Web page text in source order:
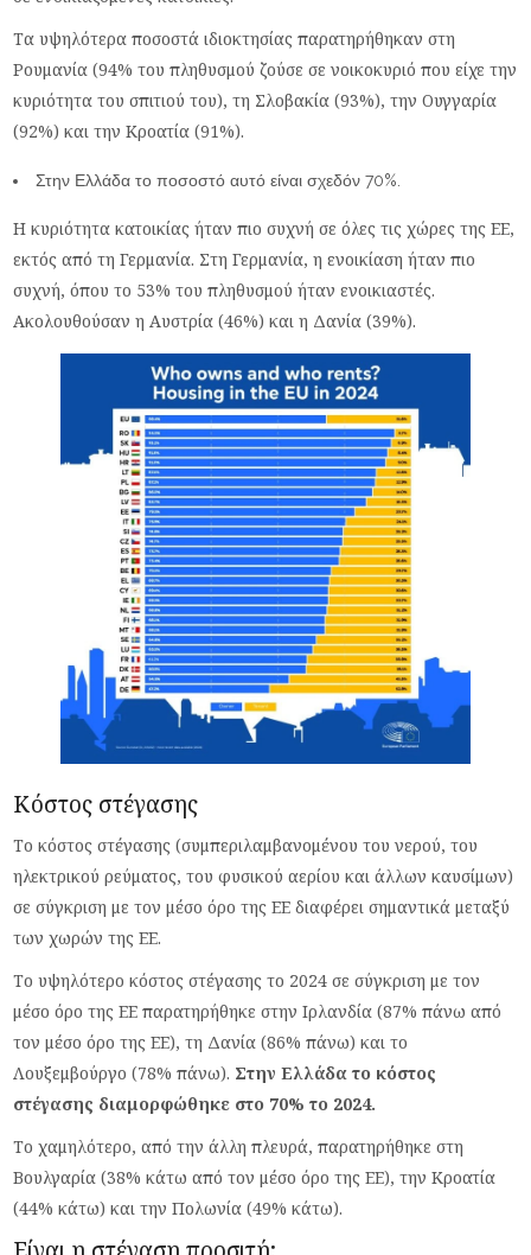
Τα υψηλότερα ποσοστά ιδιοκτησίας παρατηρήθηκαν στη
Ρουμανία (94% του πληθυσμού ζούσε σε νοικοκυριό που είχε την
κυριότητα του σπιτιού του), τη Σλοβακία (93%), την Ουγγαρία
(92%) και την Κροατία (91%).
Στην Ελλάδα το ποσοστό αυτό είναι σχεδόν 70%.
Η κυριότητα κατοικίας ήταν πιο συχνή σε όλες τις χώρες της ΕΕ,
εκτός από τη Γερμανία. Στη Γερμανία, η ενοικίαση ήταν πιο
συχνή, όπου το 53% του πληθυσμού ήταν ενοικιαστές.
Ακολουθούσαν η Αυστρία (46%) και η Δανία (39%).
Κόστος στέγασης
Το κόστος στέγασης (συμπεριλαμβανομένου του νερού, του
ηλεκτρικού ρεύματος, του φυσικού αερίου και άλλων καυσίμων)
σε σύγκριση με τον μέσο όρο της ΕΕ διαφέρει σημαντικά μεταξύ
των χωρών της ΕΕ.
Το υψηλότερο κόστος στέγασης το 2024 σε σύγκριση με τον
μέσο όρο της ΕΕ παρατηρήθηκε στην Ιρλανδία (87% πάνω από
τον μέσο όρο της ΕΕ), τη Δανία (86% πάνω) και το
Λουξεμβούργο (78% πάνω). Στην Ελλάδα το κόστος
στέγασης διαμορφώθηκε στο 70% το 2024.
Το χαμηλότερο, από την άλλη πλευρά, παρατηρήθηκε στη
Βουλγαρία (38% κάτω από τον μέσο όρο της ΕΕ), την Κροατία
(44% κάτω) και την Πολωνία (49% κάτω).